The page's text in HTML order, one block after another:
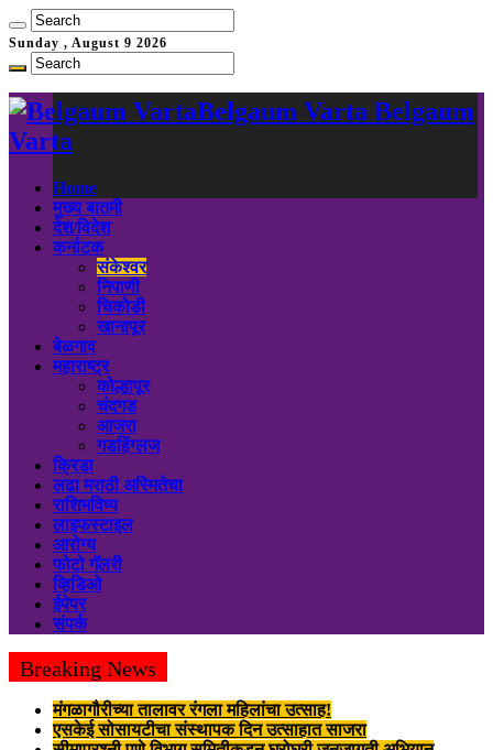
Sunday , August 9 2026
Belgaum Varta Belgaum
Varta
Home
मुख्य बातमी
देश/विदेश
कर्नाटक
संकेश्वर
निपाणी
चिकोडी
खानापूर
बेळगाव
महाराष्ट्र
कोल्हापूर
चंदगड
आजरा
गडहिंग्लज
क्रिडा
लढा मराठी अस्मितेचा
राशिभविष्य
लाइफस्टाइल
आरोग्य
फोटो गॅलरी
व्हिडिओ
ईपेपर
संपर्क
Breaking News
मंगळागौरीच्या तालावर रंगला महिलांचा उत्साह!
एसकेई सोसायटीचा संस्थापक दिन उत्साहात साजरा